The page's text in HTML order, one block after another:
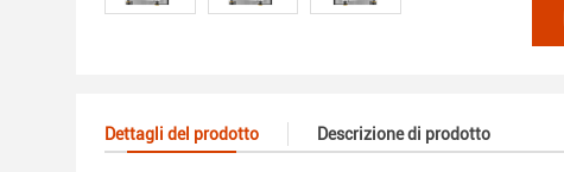
Dettagli del prodotto Descrizione di prodotto